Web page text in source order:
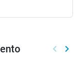
keyboard_arrow_left keyboard_arrow_right